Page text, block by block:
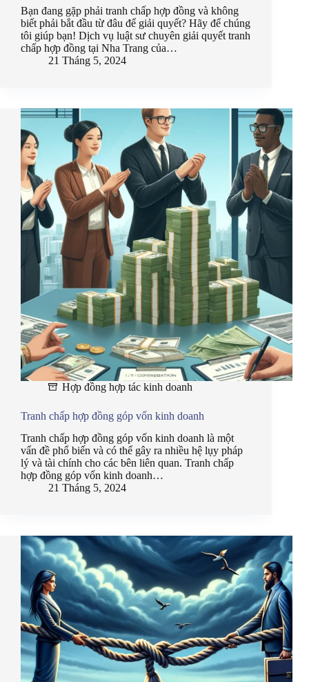
Bạn đang gặp phải tranh chấp hợp đồng và không
biết phải bắt đầu từ đâu để giải quyết? Hãy để chúng
tôi giúp bạn! Dịch vụ luật sư chuyên giải quyết tranh
chấp hợp đồng tại Nha Trang của…
21 Tháng 5, 2024
Hợp đồng hợp tác kinh doanh
Tranh chấp hợp đồng góp vốn kinh doanh
Tranh chấp hợp đồng góp vốn kinh doanh là một
vấn đề phổ biến và có thể gây ra nhiều hệ lụy pháp
lý và tài chính cho các bên liên quan. Tranh chấp
hợp đồng góp vốn kinh doanh…
21 Tháng 5, 2024